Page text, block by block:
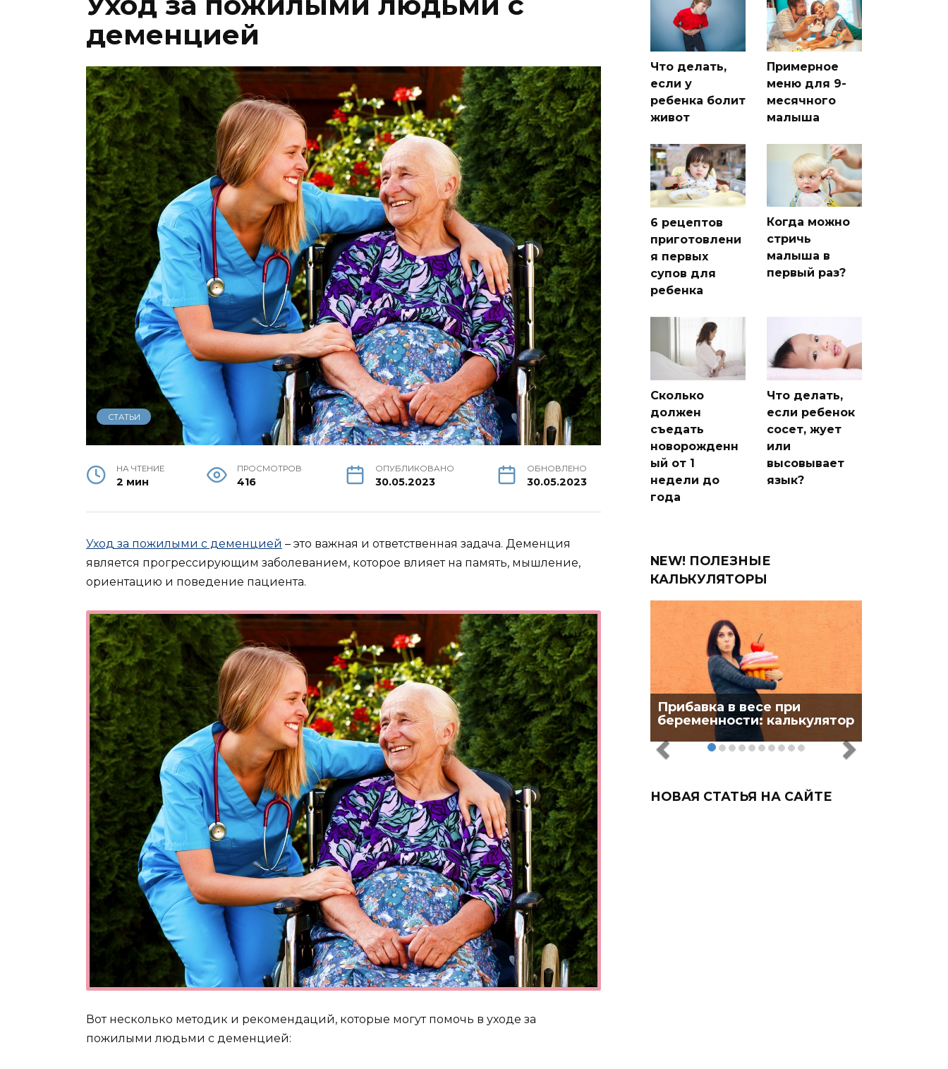
деменцией
СТАТЬИ
НА ЧТЕНИЕ
2 мин
ПРОСМОТРОВ
416
ОПУБЛИКОВАНО
30.05.2023
ОБНОВЛЕНО
30.05.2023
Уход за пожилыми с деменцией – это важная и ответственная задача. Деменция
является прогрессирующим заболеванием, которое влияет на память, мышление,
ориентацию и поведение пациента.
Вот несколько методик и рекомендаций, которые могут помочь в уходе за
пожилыми людьми с деменцией:
Что делать,
если у
ребенка болит
живот
Примерное
меню для 9-
месячного
малыша
6 рецептов
приготовлени
я первых
супов для
ребенка
Когда можно
стричь
малыша в
первый раз?
Сколько
должен
съедать
новорожденн
ый от 1
недели до
года
Что делать,
если ребенок
сосет, жует
или
высовывает
язык?
NEW! ПОЛЕЗНЫЕ
КАЛЬКУЛЯТОРЫ
Прибавка в весе при
беременности: калькулятор
НОВАЯ СТАТЬЯ НА САЙТЕ